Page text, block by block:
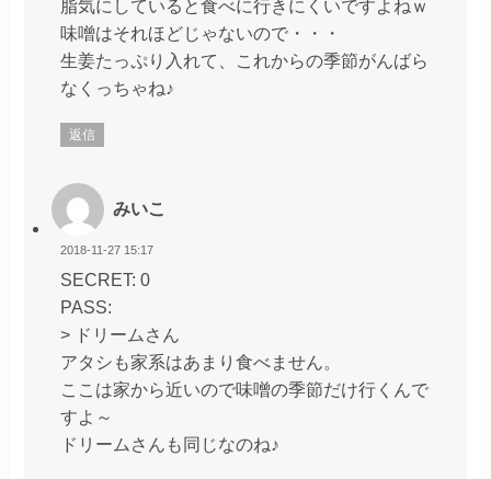
脂気にしていると食べに行きにくいですよねｗ
味噌はそれほどじゃないので・・・
生姜たっぷり入れて、これからの季節がんばら
なくっちゃね♪
返信
みいこ
2018-11-27 15:17
SECRET: 0
PASS:
> ドリームさん
アタシも家系はあまり食べません。
ここは家から近いので味噌の季節だけ行くんで
すよ～
ドリームさんも同じなのね♪